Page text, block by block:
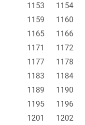
1153 1154
1159
1160
1165
1166
1171
1172
1177
1178
1183
1184
1189
1190
1195
1196
1201
1202